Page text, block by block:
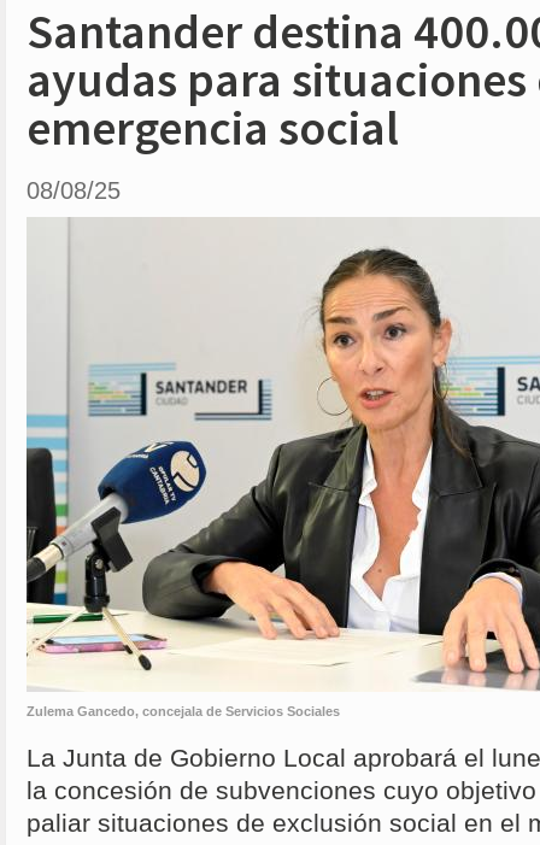
Santander destina
ayudas para situaciones
emergencia social
08/08/25
Zulema Gancedo, concejala de Servicios Sociales
La Junta de Gobierno Local aprobará el
la concesión de subvenciones cuyo
paliar situaciones de exclusión social en el